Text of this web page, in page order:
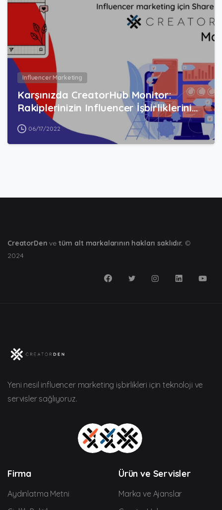
Influencer Marketing
Karşınızda CreatorHub Monitor:
Rakiplerinizin Influencer İşbirliklerini…
06/17/2022
CreatorDen ve tüm alt markalarının hakları saklıdır. ©
2024
Yeni nesil influencer marketing işbirlikleri için teknoloji ve
servisler sağlıyoruz.
Firma
Aydınlatma Metni
Ürün ve Servisler
Marka ve Ajanslar